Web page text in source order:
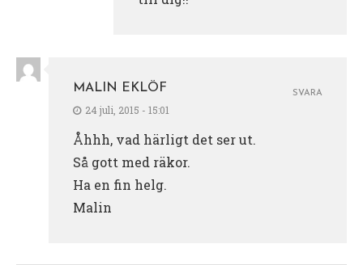
MALIN EKLÖF
24 juli, 2015 - 15:01
Åhhh, vad härligt det ser ut.
Så gott med räkor.
Ha en fin helg.
Malin
SVARA